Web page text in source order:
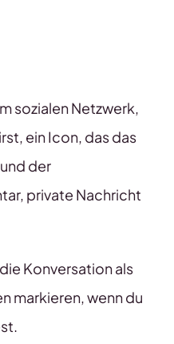
sozialen Netzwerk,
ein Icon, das das
der
private Nachricht
Konversation als
markieren, wenn du